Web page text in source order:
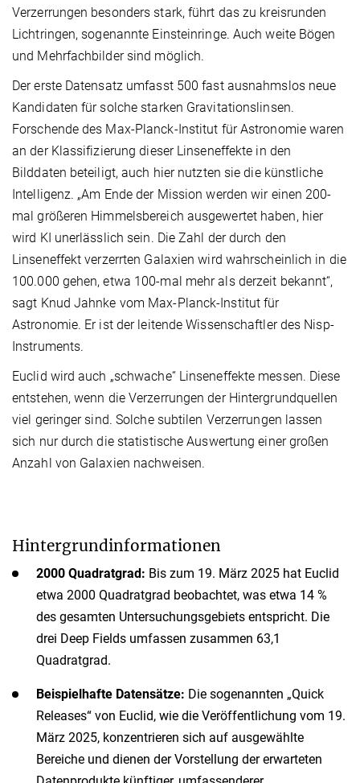
Verzerrungen besonders stark, führt das zu kreisrunden
Lichtringen, sogenannte Einsteinringe. Auch weite Bögen
und Mehrfachbilder sind möglich.
Der erste Datensatz umfasst 500 fast ausnahmslos neue
Kandidaten für solche starken Gravitationslinsen.
Forschende des Max-Planck-Institut für Astronomie waren
an der Klassifizierung dieser Linseneffekte in den
Bilddaten beteiligt, auch hier nutzten sie die künstliche
Intelligenz. „Am Ende der Mission werden wir einen 200-
mal größeren Himmelsbereich ausgewertet haben, hier
wird KI unerlässlich sein. Die Zahl der durch den
Linseneffekt verzerrten Galaxien wird wahrscheinlich in die
100.000 gehen, etwa 100-mal mehr als derzeit bekannt“,
sagt Knud Jahnke vom Max-Planck-Institut für
Astronomie. Er ist der leitende Wissenschaftler des Nisp-
Instruments.
Euclid wird auch „schwache“ Linseneffekte messen. Diese
entstehen, wenn die Verzerrungen der Hintergrundquellen
viel geringer sind. Solche subtilen Verzerrungen lassen
sich nur durch die statistische Auswertung einer großen
Anzahl von Galaxien nachweisen.
Hintergrundinformationen
2000 Quadratgrad: Bis zum 19. März 2025 hat Euclid
etwa 2000 Quadratgrad beobachtet, was etwa 14 %
des gesamten Untersuchungsgebiets entspricht. Die
drei Deep Fields umfassen zusammen 63,1
Quadratgrad.
Beispielhafte Datensätze: Die sogenannten „Quick
Releases“ von Euclid, wie die Veröffentlichung vom 19.
März 2025, konzentrieren sich auf ausgewählte
Bereiche und dienen der Vorstellung der erwarteten